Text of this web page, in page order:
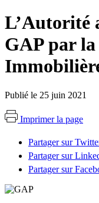
L’Autorité
GAP par
Publié le 25 juin 2021
Imprimer la page
Partager sur
Partager sur
Partager sur